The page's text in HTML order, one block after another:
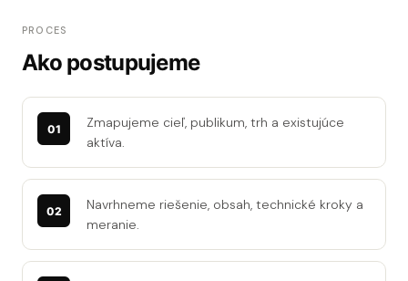
PROCES
Ako postupujeme
Zmapujeme cieľ, publikum, trh a existujúce
aktíva.
Navrhneme riešenie, obsah, technické kroky a
meranie.